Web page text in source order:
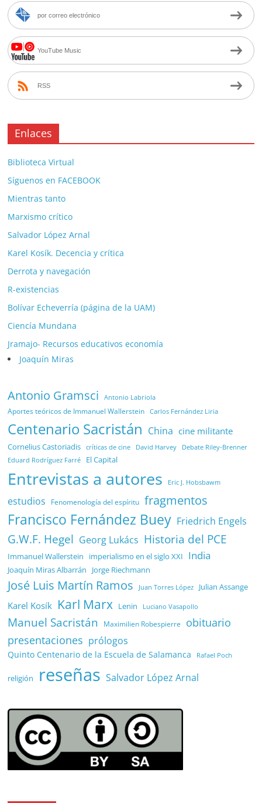
por correo electrónico
YouTube Music
RSS
Enlaces
Biblioteca Virtual
Síguenos en FACEBOOK
Mientras tanto
Marxismo crítico
Salvador López Arnal
Karel Kosík. Decencia y crítica
Derrota y navegación
R-existencias
Bolívar Echeverría (página de la UAM)
Ciencía Mundana
Jramajo- Recursos educativos economía
Joaquín Miras
Antonio Gramsci Antonio Labriola
Aportes teóricos de Immanuel Wallerstein Carlos Fernández Liria
Centenario Sacristán China cine militante
Cornelius Castoriadis críticas de cine David Harvey Debate Riley-Brenner
Eduard Rodríguez Farré El Capital
Entrevistas a autores Eric J. Hobsbawm
estudios Fenomenología del espíritu fragmentos
Francisco Fernández Buey Friedrich Engels
G.W.F. Hegel Georg Lukács Historia del PCE
Immanuel Wallerstein imperialismo en el siglo XXI India
Joaquín Miras Albarrán Jorge Riechmann
José Luis Martín Ramos Juan Torres López Julian Assange
Karel Kosík Karl Marx Lenin Luciano Vasapollo
Manuel Sacristán Maximilien Robespierre
obituario
presentaciones prólogos
Quinto Centenario de la Escuela de Salamanca Rafael Poch
religión reseñas Salvador López Arnal